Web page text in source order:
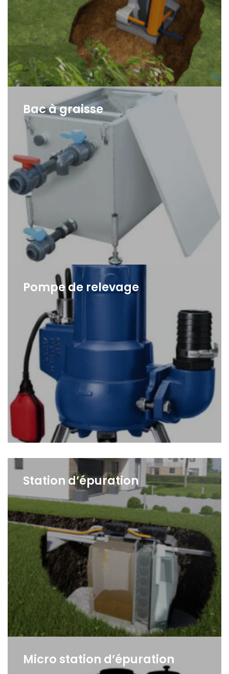
Bac à graisse
Pompe de relevage
Station d’épuration
Micro station d’épuration